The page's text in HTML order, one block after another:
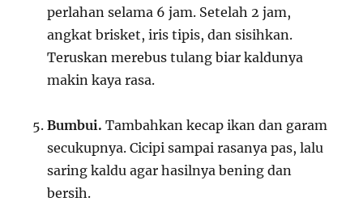
perlahan selama 6 jam. Setelah 2 jam,
angkat brisket, iris tipis, dan sisihkan.
Teruskan merebus tulang biar kaldunya
makin kaya rasa.
Bumbui. Tambahkan kecap ikan dan garam
secukupnya. Cicipi sampai rasanya pas, lalu
saring kaldu agar hasilnya bening dan
bersih.